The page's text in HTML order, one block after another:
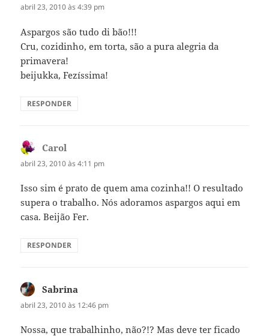
abril 23, 2010 às 4:39 pm
Aspargos são tudo di bão!!!
Cru, cozidinho, em torta, são a pura alegria da
primavera!
beijukka, Fezíssima!
RESPONDER
Carol
abril 23, 2010 às 4:11 pm
Isso sim é prato de quem ama cozinha!! O resultado
supera o trabalho. Nós adoramos aspargos aqui em
casa. Beijão Fer.
RESPONDER
Sabrina
abril 23, 2010 às 12:46 pm
Nossa, que trabalhinho, não?!? Mas deve ter ficado